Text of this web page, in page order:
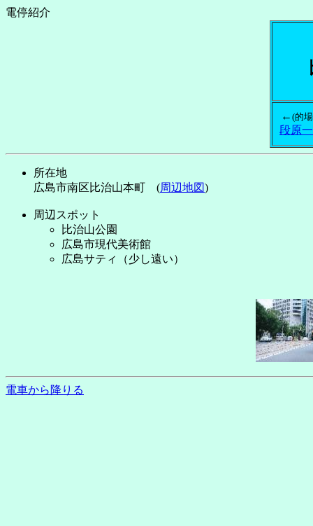
電停紹介
← (的
段原
所在地
広島市南区比治山本町 (周辺地図)
周辺スポット
比治山公園
広島市現代美術館
広島サティ（少し遠い）
電車から降りる